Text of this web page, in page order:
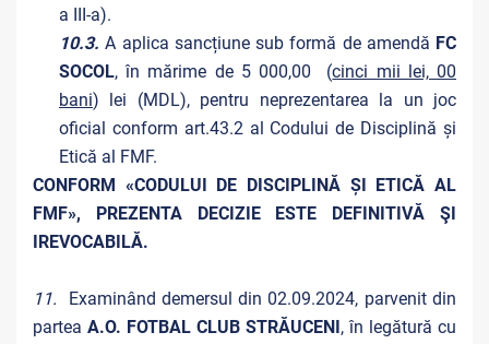
a III-a).
10.3.A aplica sancțiune sub formă de amendă FC
SOCOL, în mărime de 5 000,00 (cinci mii lei, 00
bani) lei (MDL), pentru neprezentarea la un joc
oficial conform art.43.2 al Codului de Disciplină și
Etică al FMF.
CONFORM «CODULUI DE DISCIPLINĂ ȘI ETICĂ AL
FMF», PREZENTA DECIZIE ESTE DEFINITIVĂ ŞI
IREVOCABILĂ.
11. Examinând demersul din 02.09.2024, parvenit din
partea A.O. FOTBAL CLUB STRĂUCENI, în legătură cu